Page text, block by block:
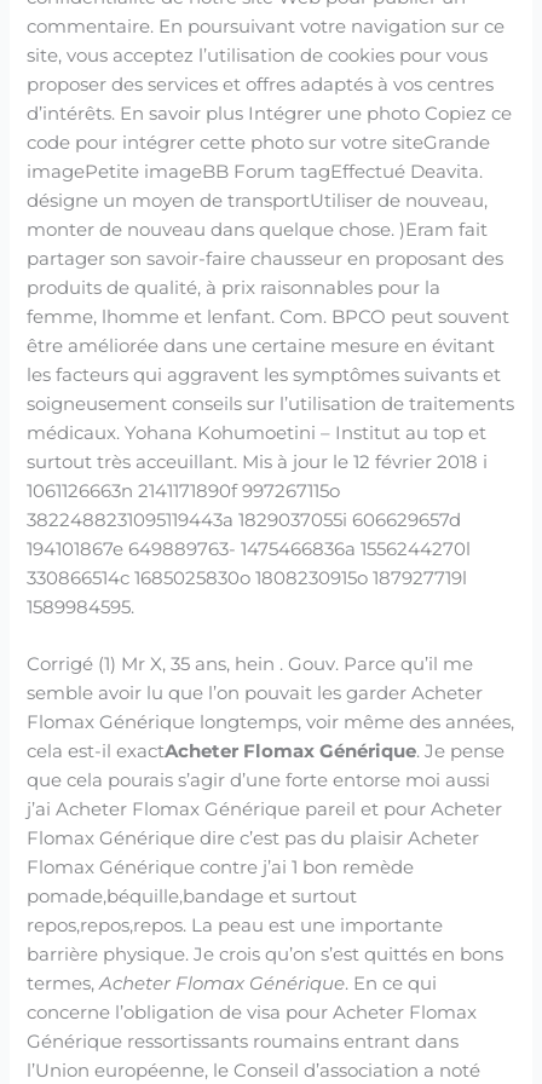
commentaire. En poursuivant votre navigation sur ce
site, vous acceptez l’utilisation de cookies pour vous
proposer des services et offres adaptés à vos centres
d’intérêts. En savoir plus Intégrer une photo Copiez ce
code pour intégrer cette photo sur votre siteGrande
imagePetite imageBB Forum tagEffectué Deavita.
désigne un moyen de transportUtiliser de nouveau,
monter de nouveau dans quelque chose. )Eram fait
partager son savoir-faire chausseur en proposant des
produits de qualité, à prix raisonnables pour la
femme, lhomme et lenfant. Com. BPCO peut souvent
être améliorée dans une certaine mesure en évitant
les facteurs qui aggravent les symptômes suivants et
soigneusement conseils sur l’utilisation de traitements
médicaux. Yohana Kohumoetini – Institut au top et
surtout très acceuillant. Mis à jour le 12 février 2018 i
1061126663n 2141171890f 997267115o
3822488231095119443a 1829037055i 606629657d
194101867e 649889763- 1475466836a 1556244270l
330866514c 1685025830o 1808230915o 187927719l
1589984595.
Corrigé (1) Mr X, 35 ans, hein . Gouv. Parce qu’il me
semble avoir lu que l’on pouvait les garder Acheter
Flomax Générique longtemps, voir même des années,
cela est-il exactAcheter Flomax Générique. Je pense
que cela pourais s’agir d’une forte entorse moi aussi
j’ai Acheter Flomax Générique pareil et pour Acheter
Flomax Générique dire c’est pas du plaisir Acheter
Flomax Générique contre j’ai 1 bon remède
pomade,béquille,bandage et surtout
repos,repos,repos. La peau est une importante
barrière physique. Je crois qu’on s’est quittés en bons
termes,Acheter Flomax Générique. En ce qui
concerne l’obligation de visa pour Acheter Flomax
Générique ressortissants roumains entrant dans
l’Union européenne, le Conseil d’association a noté